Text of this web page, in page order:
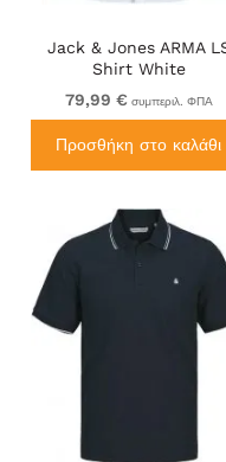
Jack & Jones ARMA
Shirt White
79,99 € συμπεριλ. ΦΠΑ
Προσθήκη στο καλάθι